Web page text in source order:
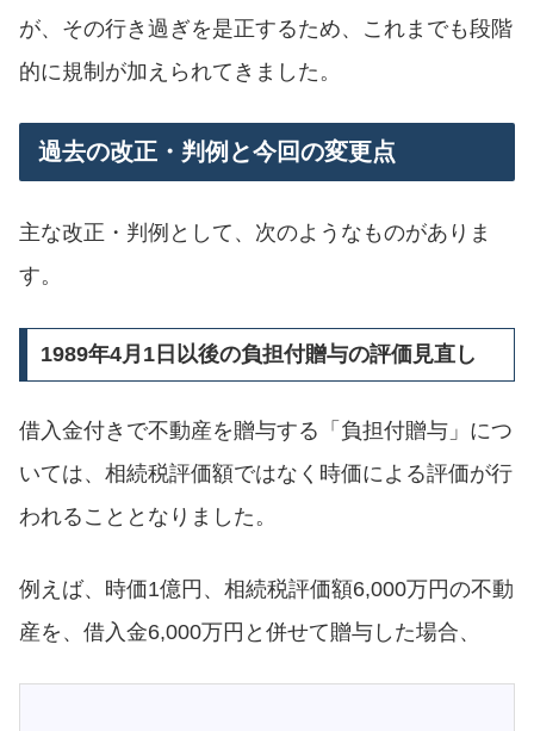
が、その行き過ぎを是正するため、これまでも段階
的に規制が加えられてきました。
過去の改正・判例と今回の変更点
主な改正・判例として、次のようなものがありま
す。
1989年4月1日以後の負担付贈与の評価見直し
借入金付きで不動産を贈与する「負担付贈与」につ
いては、相続税評価額ではなく時価による評価が行
われることとなりました。
例えば、時価1億円、相続税評価額6,000万円の不動
産を、借入金6,000万円と併せて贈与した場合、